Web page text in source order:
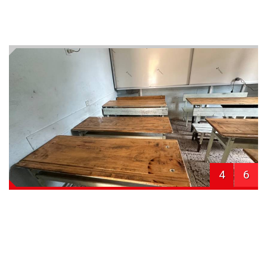
4 6